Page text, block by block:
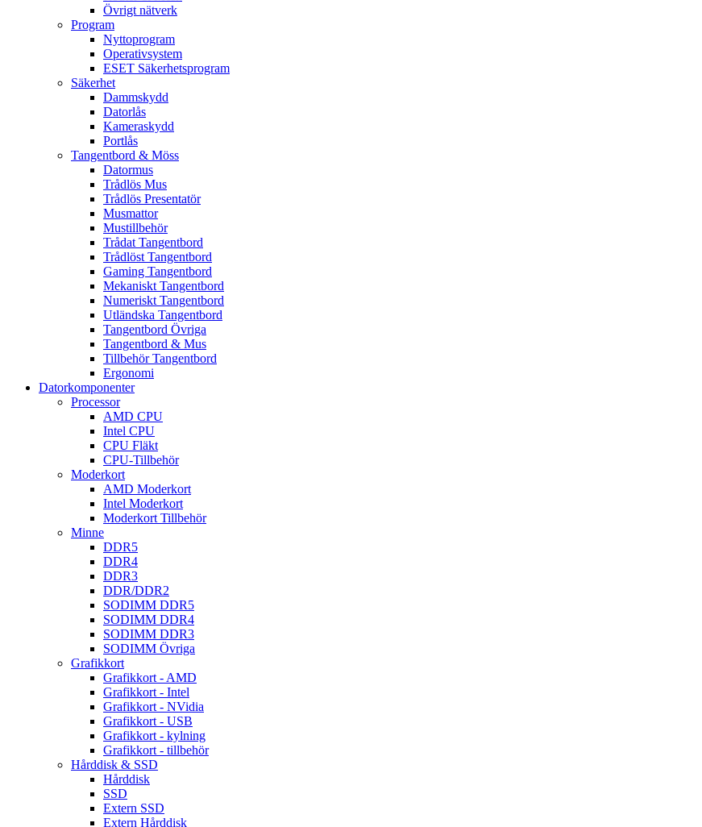
Övrigt nätverk
Program
Nyttoprogram
Operativsystem
ESET Säkerhetsprogram
Säkerhet
Dammskydd
Datorlås
Kameraskydd
Portlås
Tangentbord & Möss
Datormus
Trådlös Mus
Trådlös Presentatör
Musmattor
Mustillbehör
Trådat Tangentbord
Trådlöst Tangentbord
Gaming Tangentbord
Mekaniskt Tangentbord
Numeriskt Tangentbord
Utländska Tangentbord
Tangentbord Övriga
Tangentbord & Mus
Tillbehör Tangentbord
Ergonomi
Datorkomponenter
Processor
AMD CPU
Intel CPU
CPU Fläkt
CPU-Tillbehör
Moderkort
AMD Moderkort
Intel Moderkort
Moderkort Tillbehör
Minne
DDR5
DDR4
DDR3
DDR/DDR2
SODIMM DDR5
SODIMM DDR4
SODIMM DDR3
SODIMM Övriga
Grafikkort
Grafikkort - AMD
Grafikkort - Intel
Grafikkort - NVidia
Grafikkort - USB
Grafikkort - kylning
Grafikkort - tillbehör
Hårddisk & SSD
Hårddisk
SSD
Extern SSD
Extern Hårddisk